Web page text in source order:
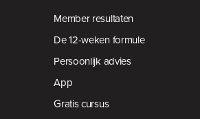
Member resultaten
De 12-weken formule
Persoonlijk advies
App
Gratis cursus